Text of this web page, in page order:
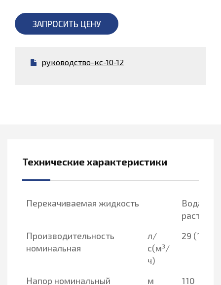
ЗАПРОСИТЬ ЦЕНУ
руководство-кс-10-12
Технические характеристики
Перекачиваемая жидкость
Вода,
раствор
Производительность
номинальная
л/
с(м³/
ч)
29 (104)
Напор номинальный м
110